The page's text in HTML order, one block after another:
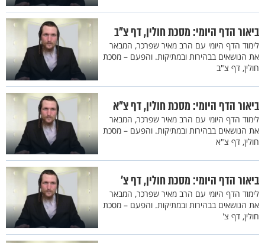
ביאור הדף היומי: מסכת חולין, דף צ"ב
לימוד הדף היומי עם הרב מאיר שפרכר, המבאר
את הנושאים בבהירות ובמתיקות. והפעם – מסכת
חולין, דף צ"ב
ביאור הדף היומי: מסכת חולין, דף צ"א
לימוד הדף היומי עם הרב מאיר שפרכר, המבאר
את הנושאים בבהירות ובמתיקות. והפעם – מסכת
חולין, דף צ"א
ביאור הדף היומי: מסכת חולין, דף צ’
לימוד הדף היומי עם הרב מאיר שפרכר, המבאר
את הנושאים בבהירות ובמתיקות. והפעם – מסכת
חולין, דף צ'